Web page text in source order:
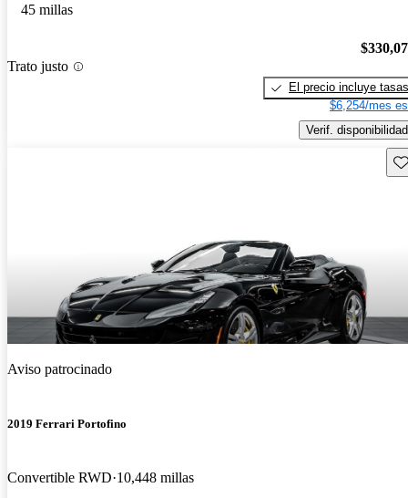
45 millas
Trato justo
El precio incluye tasas
$6,254/mes
Verif. disponibilidad
Aviso patrocinado
2019 Ferrari Portofino
Convertible RWD 10,448 millas